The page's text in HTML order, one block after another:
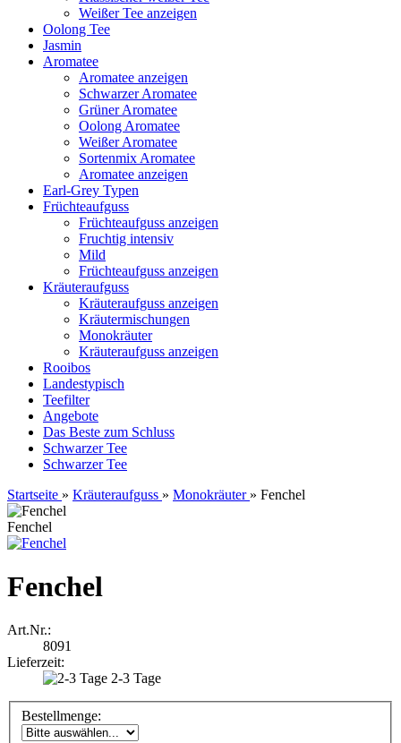
Weißer Tee anzeigen
Oolong Tee
Jasmin
Aromatee
Aromatee anzeigen
Schwarzer Aromatee
Grüner Aromatee
Oolong Aromatee
Weißer Aromatee
Sortenmix Aromatee
Aromatee anzeigen
Earl-Grey Typen
Früchteaufguss
Früchteaufguss anzeigen
Fruchtig intensiv
Mild
Früchteaufguss anzeigen
Kräuteraufguss
Kräuteraufguss anzeigen
Kräutermischungen
Monokräuter
Kräuteraufguss anzeigen
Rooibos
Landestypisch
Teefilter
Angebote
Das Beste zum Schluss
Schwarzer Tee
Schwarzer Tee
Startseite » Kräuteraufguss » Monokräuter » Fenchel
Fenchel
Fenchel
Art.Nr.:
8091
Lieferzeit:
2-3 Tage
Bestellmenge: